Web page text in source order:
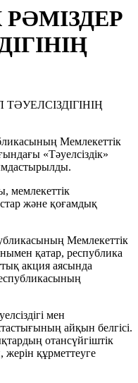
Мемлекеттік
«Тәуелсіздік»
мемлекеттік
және қоғамдық
Мемлекеттік
қатар, республика
акция аясында
мен
айқын белгісі.
отансүйгіштік
құрметтеуге